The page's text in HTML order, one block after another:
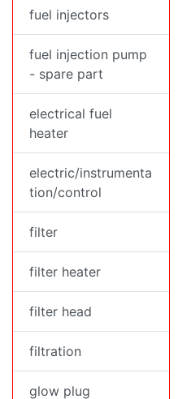
fuel injectors
fuel injection pump
- spare part
electrical fuel
heater
electric/instrumenta
tion/control
filter
filter heater
filter head
filtration
glow plug